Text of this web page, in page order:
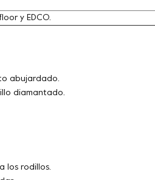
y EDCO.
abujardado.
diamantado.
los rodillos.